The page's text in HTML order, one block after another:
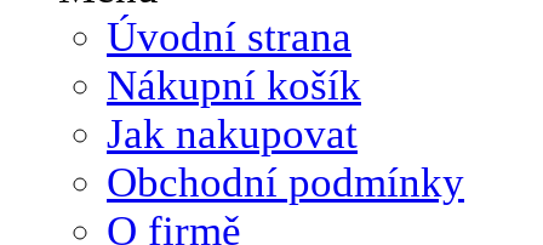
Úvodní strana
Nákupní košík
Jak nakupovat
Obchodní podmínky
O firmě